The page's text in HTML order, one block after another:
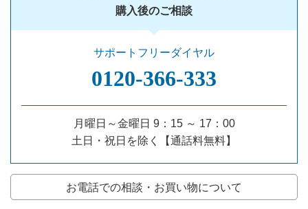
購入後のご相談
サポートフリーダイヤル
0120‐366‐333
月曜日～金曜日 9：15 ～ 17：00
土日・祝日を除く【通話料無料】
お電話での相談・お買い物について